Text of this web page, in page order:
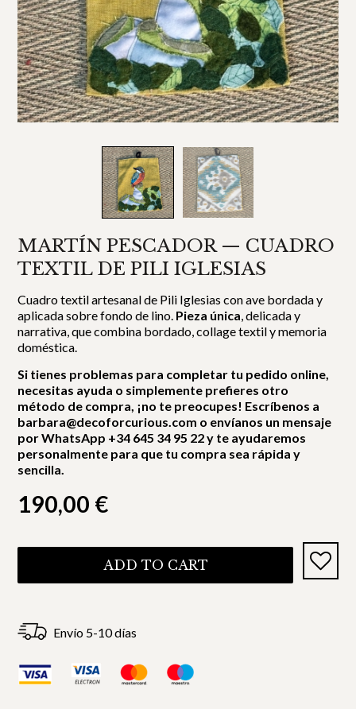
MARTÍN PESCADOR — CUADRO
TEXTIL DE PILI IGLESIAS
Cuadro textil artesanal de Pili Iglesias con ave bordada y
aplicada sobre fondo de lino. Pieza única, delicada y
narrativa, que combina bordado, collage textil y memoria
doméstica.
Si tienes problemas para completar tu pedido online,
necesitas ayuda o simplemente prefieres otro
método de compra, ¡no te preocupes! Escríbenos a
barbara@decoforcurious.com o envíanos un mensaje
por WhatsApp +34 645 34 95 22 y te ayudaremos
personalmente para que tu compra sea rápida y
sencilla.
190,00 €
ADD TO CART
Envío 5-10 días